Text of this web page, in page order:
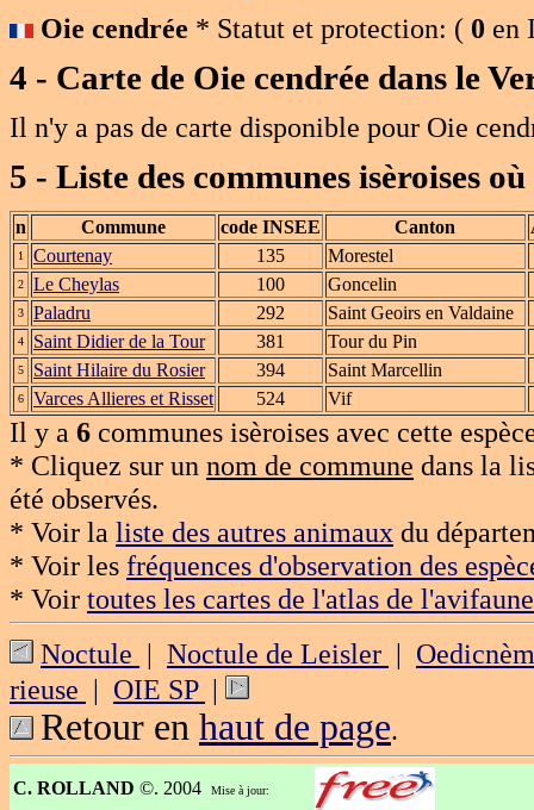
Oie cendrée * Statut et protection: ( 0 en
4 - Carte de Oie cendrée dans le
Il n'y a pas de carte disponible pour Oie
5 - Liste des communes isèroises où
n Commune code INSEE Canton
1 Courtenay 135 Morestel
2 Le Cheylas 100 Goncelin
3 Paladru 292 Saint Geoirs en Valdaine
4 Saint Didier de la Tour 381 Tour du Pin
5 Saint Hilaire du Rosier 394 Saint Marcellin
6 Varces Allieres et Risset 524 Vif
Il y a 6 communes isèroises avec cette
* Cliquez sur un nom de commune dans la
été observés.
* Voir la liste des autres animaux du
* Voir les fréquences d'observation des
* Voir toutes les cartes de l'atlas de l'avifaune
Noctule | Noctule de Leisler |
rieuse | OIE SP |
Retour en haut de page.
C. ROLLAND ©. 2004 Mise à jour: